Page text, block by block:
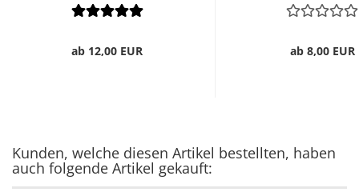
ab 12,00 EUR ab 8,00 EUR
Kunden, welche diesen Artikel bestellten, haben
auch folgende Artikel gekauft: